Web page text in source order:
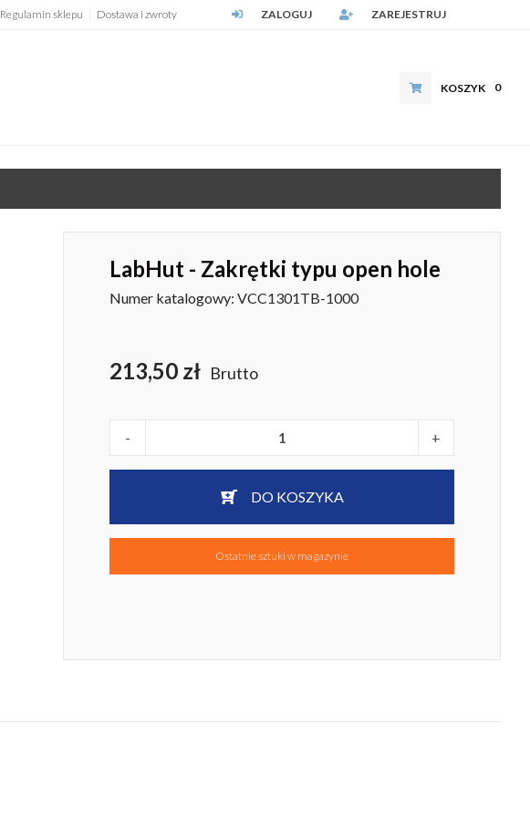
Regulamin sklepu Dostawa i zwroty ZALOGUJ ZAREJESTRUJ
KOSZYK 0
LabHut - Zakrętki typu open hole
Numer katalogowy: VCC1301TB-1000
213,50 zł Brutto
- +
DO KOSZYKA
Ostatnie sztuki w magazynie